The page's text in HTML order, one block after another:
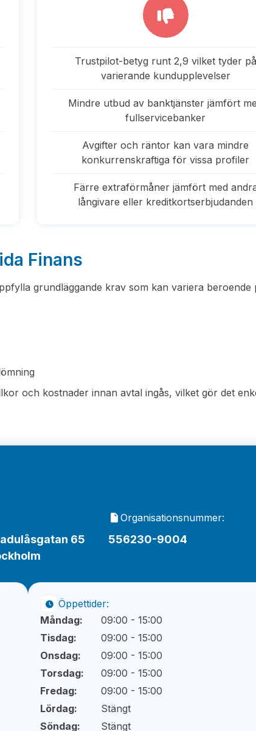
Trustpilot-betyg runt 2,9 vilket tyder på
varierande kundupplevelser
Mindre utbud av banktjänster jämfört
fullservicebanker
Avgifter och räntor kan vara mindre
konkurrenskraftiga för vissa profiler
Färre extraförmåner jämfört med
långivare eller kreditkortserbjudanden
Finans
grundläggande krav som kan variera beroende
och kostnader innan avtal ingås, vilket gör det
65
Organisationsnummer:
556230-9004
Öppettider:
Måndag:
09:00 - 15:00
Tisdag:
09:00 - 15:00
Onsdag:
09:00 - 15:00
Torsdag:
09:00 - 15:00
Fredag:
09:00 - 15:00
Lördag:
Stängt
Söndag:
Stängt